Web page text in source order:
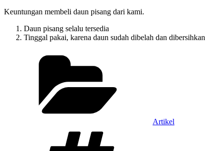
Keuntungan membeli daun pisang dari kami.
Daun pisang selalu tersedia
Tinggal pakai, karena daun sudah dibelah dan dibersihkan
Artikel